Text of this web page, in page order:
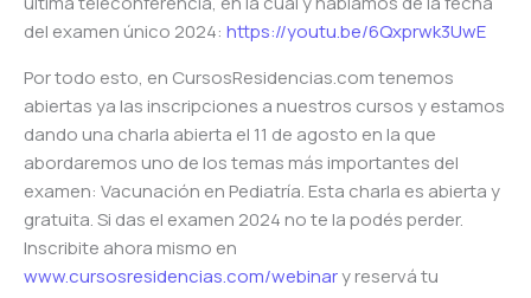
del examen único 2024: https://youtu.be/6Qxprwk3UwE
Por todo esto, en CursosResidencias.com tenemos
abiertas ya las inscripciones a nuestros cursos y estamos
dando una charla abierta el 11 de agosto en la que
abordaremos uno de los temas más importantes del
examen: Vacunación en Pediatría. Esta charla es abierta y
gratuita. Si das el examen 2024 no te la podés perder.
Inscribite ahora mismo en
www.cursosresidencias.com/webinary reservá tu